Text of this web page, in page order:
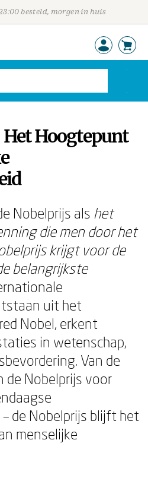
besteld, morgen in huis
Hoogtepunt
Nobelprijs als het
die men door het
krijgt voor de
belangrijkste
uit het
Nobel, erkent
in wetenschap,
Van de
de Nobelprijs voor
de Nobelprijs blijft het
menselijke